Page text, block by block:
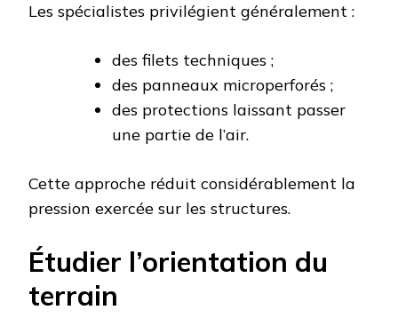
Les spécialistes privilégient généralement :
des filets techniques ;
des panneaux microperforés ;
des protections laissant passer
une partie de l’air.
Cette approche réduit considérablement la
pression exercée sur les structures.
Étudier l’orientation du
terrain